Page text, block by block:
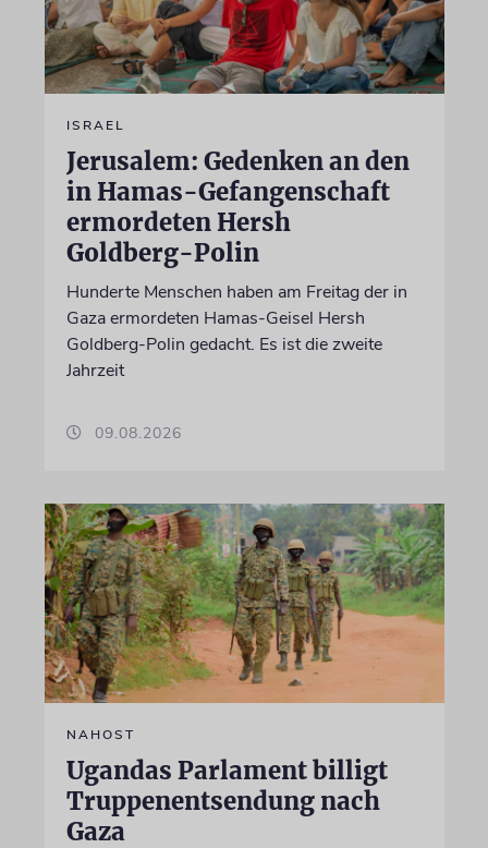
ISRAEL
Jerusalem: Gedenken an den
in Hamas-Gefangenschaft
ermordeten Hersh
Goldberg-Polin
Hunderte Menschen haben am Freitag der in
Gaza ermordeten Hamas-Geisel Hersh
Goldberg-Polin gedacht. Es ist die zweite
Jahrzeit
09.08.2026
NAHOST
Ugandas Parlament billigt
Truppenentsendung nach
Gaza